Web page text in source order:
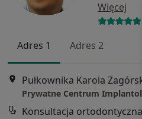
Więcej
Adres 1 Adres 2
Konsultacja ortodontyczna